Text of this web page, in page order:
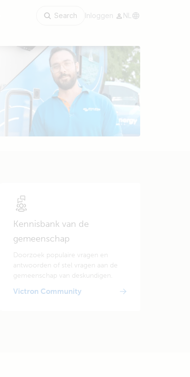
Search Inloggen NL
Kennisbank van de
gemeenschap
Doorzoek populaire vragen en
antwoorden of stel vragen aan de
gemeenschap van deskundigen.
Victron Community